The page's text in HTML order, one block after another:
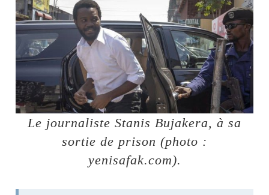
Le journaliste Stanis Bujakera, à sa
sortie de prison (photo :
yenisafak.com).